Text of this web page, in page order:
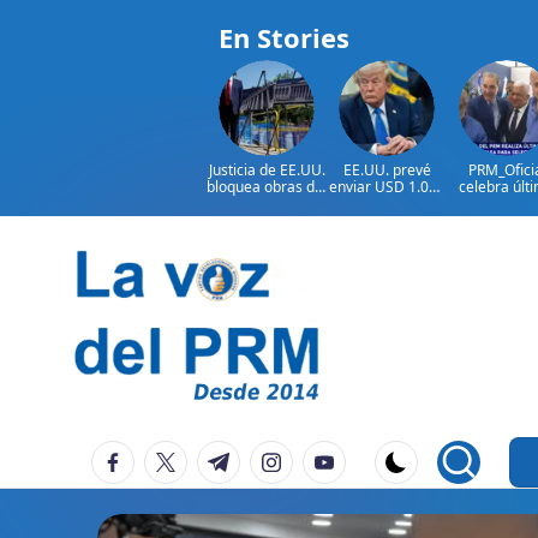
En Stories
Justicia de EE.UU.
bloquea obras del
Trump
EE.UU. prevé
enviar USD 1.000
ayuda a Colombia
celebra
contenido
eVoz
Del
PRM
facebook.com
twitter.com
t.me instagram.com
youtube.com